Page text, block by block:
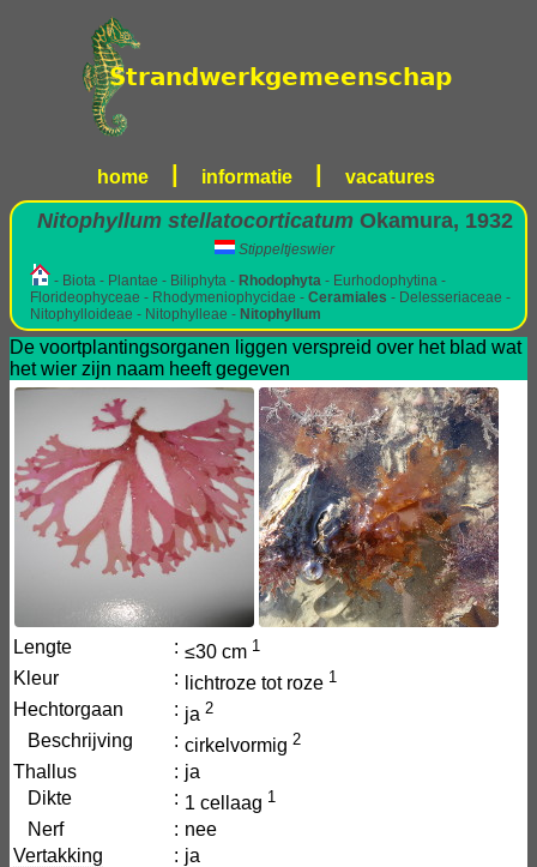
home informatie vacatures
Nitophyllum stellatocorticatumOkamura, 1932
Stippeltjeswier
- Biota - Plantae - Biliphyta - Rhodophyta - Eurhodophytina -
Florideophyceae - Rhodymeniophycidae - Ceramiales - Delesseriaceae -
Nitophylloideae - Nitophylleae - Nitophyllum
De voortplantingsorganen liggen verspreid over het blad wat
het wier zijn naam heeft gegeven
Lengte : ≤30 cm 1
Kleur : lichtroze tot roze 1
Hechtorgaan : ja 2
Beschrijving : cirkelvormig 2
Thallus : ja
Dikte
: 1 cellaag 1
Nerf : nee
Vertakking
: ja